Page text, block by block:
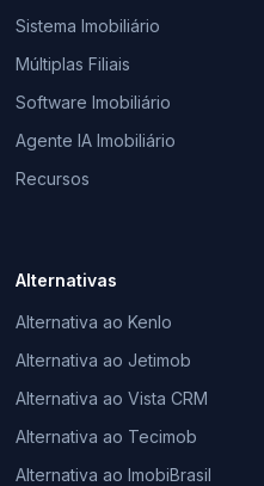
Sistema Imobiliário
Múltiplas Filiais
Software Imobiliário
Agente IA Imobiliário
Recursos
Alternativas
Alternativa ao Kenlo
Alternativa ao Jetimob
Alternativa ao Vista CRM
Alternativa ao Tecimob
Alternativa ao ImobiBrasil